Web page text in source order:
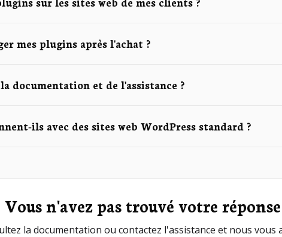
mes plugins après l'achat ?
documentation et de l'assistance ?
ils avec des sites web WordPress standard ?
Vous n'avez pas trouvé votre réponse
la documentation ou contactez l'assistance et nous vous